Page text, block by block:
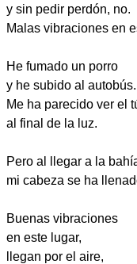
y sin pedir perdón, no.
Malas vibraciones en
He fumado un porro
y he subido al autobús.
Me ha parecido ver el
al final de la luz.
Pero al llegar a la
mi cabeza se ha
Buenas vibraciones
en este lugar,
llegan por el aire,